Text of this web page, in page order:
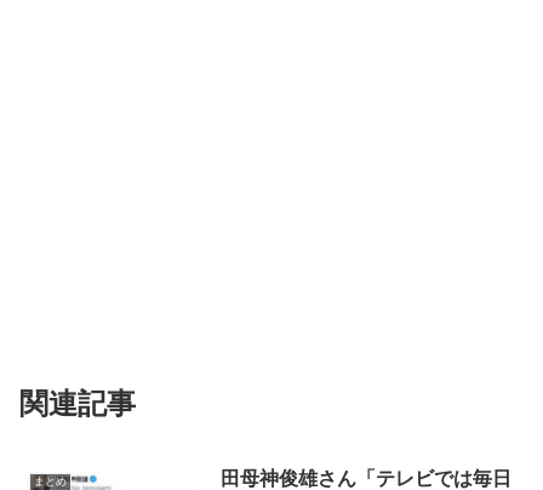
関連記事
まとめ
田母神俊雄さん「テレビでは毎日